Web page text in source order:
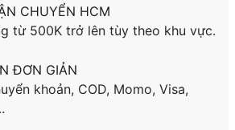
CHUYỂN HCM
từ 500K trở lên tùy theo khu vực.
ĐƠN GIẢN
khoản, COD, Momo, Visa,